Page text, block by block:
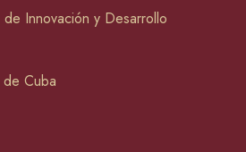
de Innovación y Desarrollo
Cuba